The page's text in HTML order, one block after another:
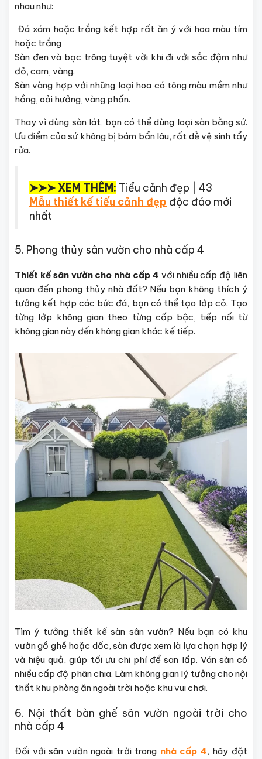
nhau như:
Đá xám hoặc trắng kết hợp rất ăn ý với hoa màu tím
hoặc trắng
Sàn đen và bạc trông tuyệt vời khi đi với sắc đậm như
đỏ, cam, vàng.
Sàn vàng hợp với những loại hoa có tông màu mềm như
hồng, oải hưởng, vàng phấn.
Thay vì dùng sàn lát, bạn có thể dùng loại sàn bằng sứ.
Ưu điểm của sứ không bị bám bẩn lâu, rất dễ vệ sinh tẩy
rửa.
➤➤➤ XEM THÊM: Tiểu cảnh đẹp | 43
Mẫu thiết kế tiếu cảnh đẹp độc đáo mới
nhất
5. Phong thủy sân vườn cho nhà cấp 4
Thiết kế sân vườn cho nhà cấp 4 với nhiều cấp độ liên
quan đến phong thủy nhà đất? Nếu bạn không thích ý
tưởng kết hợp các bức đá, bạn có thể tạo lớp cỏ. Tạo
từng lớp không gian theo từng cấp bậc, tiếp nối từ
không gian này đến không gian khác kế tiếp.
Tìm ý tưởng thiết kế sàn sân vườn? Nếu bạn có khu
vườn gồ ghề hoặc dốc, sàn được xem là lựa chọn hợp lý
và hiệu quả, giúp tối ưu chi phí để san lấp. Ván sàn có
nhiều cấp độ phân chia. Làm không gian lý tưởng cho nội
thất khu phòng ăn ngoài trời hoặc khu vui chơi.
6. Nội thất bàn ghế sân vườn ngoài trời cho
nhà cấp 4
Đối với sân vườn ngoài trời trong nhà cấp 4, hãy đặt